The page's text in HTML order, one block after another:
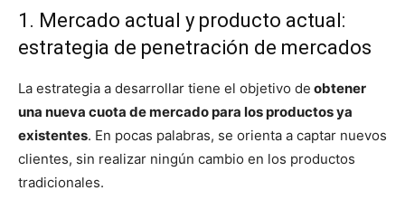
1. Mercado actual y producto actual:
estrategia de penetración de mercados
La estrategia a desarrollar tiene el objetivo de obtener
una nueva cuota de mercado para los productos ya
existentes. En pocas palabras, se orienta a captar nuevos
clientes, sin realizar ningún cambio en los productos
tradicionales.